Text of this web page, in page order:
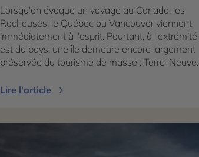
Lorsqu'on évoque un voyage au Canada, les
Rocheuses, le Québec ou Vancouver viennent
immédiatement à l'esprit. Pourtant, à l'extrémité
est du pays, une île demeure encore largement
préservée du tourisme de masse : Terre-Neuve.
authentique, cette province canadienne offre un
Lire l'article